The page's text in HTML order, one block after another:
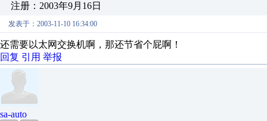
注册：2003年9月16日
发表于：2003-11-10 16:34:00
还需要以太网交换机啊，那还节省个屁啊！
回复 引用 举报
sa-auto